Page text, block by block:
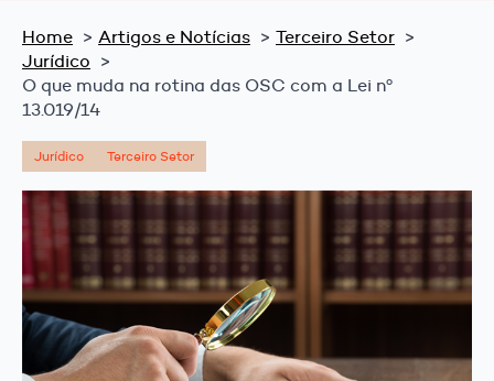
Home Artigos e Notícias
Terceiro Setor
Jurídico
O que muda na rotina das OSC com a Lei nº
13.019/14
Jurídico Terceiro Setor